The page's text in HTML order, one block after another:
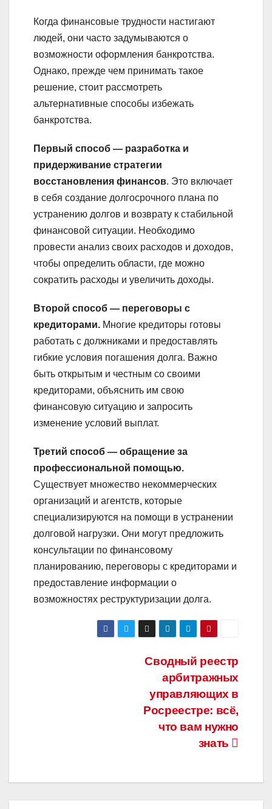
Когда финансовые трудности настигают
людей, они часто задумываются о
возможности оформления банкротства.
Однако, прежде чем принимать такое
решение, стоит рассмотреть
альтернативные способы избежать
банкротства.
Первый способ — разработка и
придерживание стратегии
восстановления финансов. Это включает
в себя создание долгосрочного плана по
устранению долгов и возврату к стабильной
финансовой ситуации. Необходимо
провести анализ своих расходов и доходов,
чтобы определить области, где можно
сократить расходы и увеличить доходы.
Второй способ — переговоры с
кредиторами. Многие кредиторы готовы
работать с должниками и предоставлять
гибкие условия погашения долга. Важно
быть открытым и честным со своими
кредиторами, объяснить им свою
финансовую ситуацию и запросить
изменение условий выплат.
Третий способ — обращение за
профессиональной помощью.
Существует множество некоммерческих
организаций и агентств, которые
специализируются на помощи в устранении
долговой нагрузки. Они могут предложить
консультации по финансовому
планированию, переговоры с кредиторами и
предоставление информации о
возможностях реструктуризации долга.
Сводный реестр
арбитражных
управляющих в
Росреестре: всё,
что вам нужно
знать